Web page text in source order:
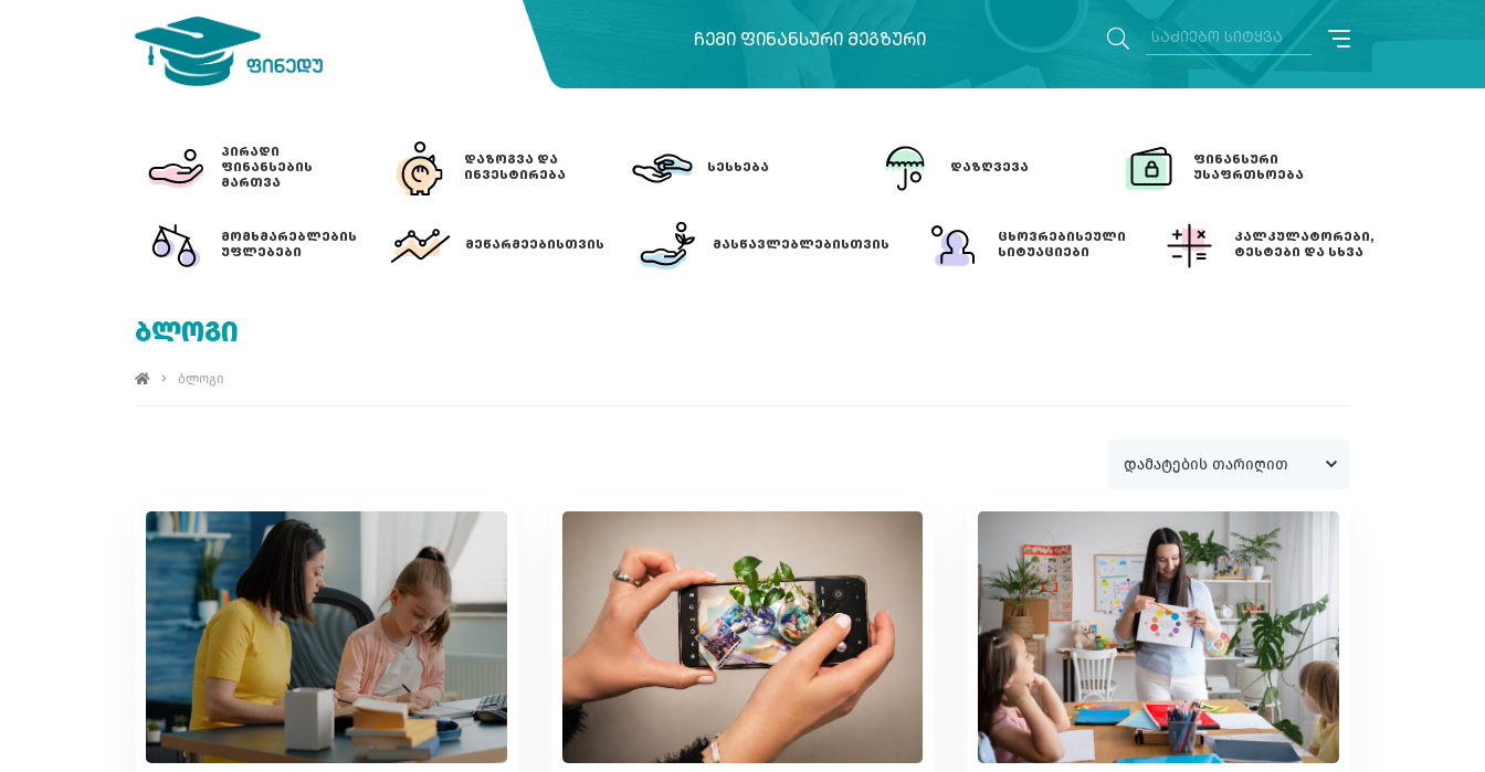
ᲩᲔᲛᲘ ᲤᲘᲜᲐᲜᲡᲣᲠᲘ ᲛᲔᲒᲖᲣᲠᲘ
ᲞᲘᲠᲐᲓᲘ
ᲤᲘᲜᲐᲜᲡᲔᲑᲘᲡ
ᲛᲐᲠᲗᲕᲐ
ᲓᲐᲖᲝᲒᲕᲐ ᲓᲐ
ᲘᲜᲕᲔᲡᲢᲘᲠᲔᲑᲐ
ᲡᲔᲡᲮᲔᲑᲐ ᲓᲐᲖᲦᲕᲔᲕᲐ
ᲤᲘᲜᲐᲜᲡᲣᲠᲘ
ᲣᲡᲐᲤᲠᲗᲮᲝᲔᲑᲐ
ᲛᲝᲛᲮᲛᲐᲠᲔᲑᲚᲔᲑᲘᲡ
ᲣᲤᲚᲔᲑᲔᲑᲘ
ᲛᲔᲬᲐᲠᲛᲔᲔᲑᲘᲡᲗᲕᲘᲡ ᲛᲐᲡᲬᲐᲕᲚᲔᲑᲚᲔᲑᲘᲡᲗᲕᲘᲡ
ᲪᲮᲝᲕᲠᲔᲑᲘᲡᲔᲣᲚᲘ
ᲡᲘᲢᲣᲐᲪᲘᲔᲑᲘ
ᲙᲐᲚᲙᲣᲚᲐᲢᲝᲠᲔᲑᲘ,
ᲢᲔᲡᲢᲔᲑᲘ ᲓᲐ ᲡᲮᲕᲐ
ᲑᲚᲝᲒᲘ
ბლოგი
დამატების თარიღით